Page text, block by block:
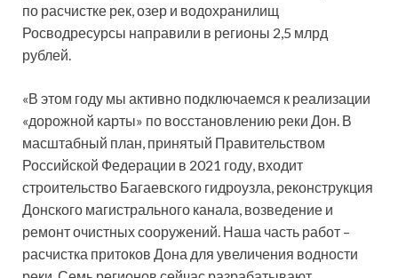
по расчистке рек, озер и водохранилищ
Росводресурсы направили в регионы 2,5 млрд
рублей.
«В этом году мы активно подключаемся к реализации
«дорожной карты» по восстановлению реки Дон. В
масштабный план, принятый Правительством
Российской Федерации в 2021 году, входит
строительство Багаевского гидроузла, реконструкция
Донского магистрального канала, возведение и
ремонт очистных сооружений. Наша часть работ –
расчистка притоков Дона для увеличения водности